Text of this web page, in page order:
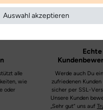
alle
wie
oder
Echte
Werde auch Du
zufriedenen Kunden
sicher per SSL-
Unsere Kunden
„Sehr gut“ uns auf
Auswahl akzeptieren